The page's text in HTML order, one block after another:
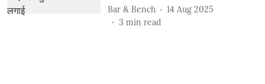
Bar & Bench
14 Aug 2025
3 min read